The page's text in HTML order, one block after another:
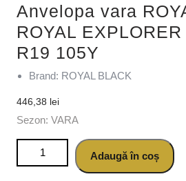
Anvelopa vara
ROYAL
R19 105Y
Brand: ROYAL BLACK
446,38 lei
Sezon: VARA
Cantitate Anvelopa vara ROYAL
II 275/40 R19 105YAdaugă în coș